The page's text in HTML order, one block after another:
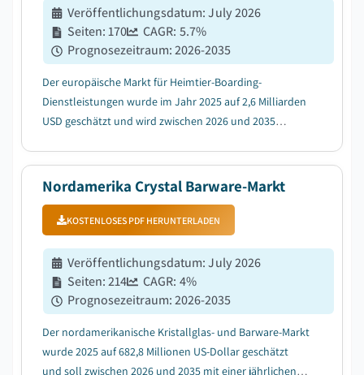
Veröffentlichungsdatum:July 2026
Seiten:170 CAGR: 5.7%
Prognosezeitraum:2026-2035
Der europäische Markt für Heimtier-Boarding-
Dienstleistungen wurde im Jahr 2025 auf 2,6 Milliarden
USD geschätzt und wird zwischen 2026 und 2035
Vermenschlichung....
Nordamerika Crystal Barware-Markt
KOSTENLOSES PDF HERUNTERLADEN
Veröffentlichungsdatum:July 2026
Seiten:214 CAGR: 4%
Prognosezeitraum:2026-2035
Der nordamerikanische Kristallglas- und Barware-Markt
wurde 2025 auf 682,8 Millionen US-Dollar geschätzt
und soll zwischen 2026 und 2035 mit einer jährlichen